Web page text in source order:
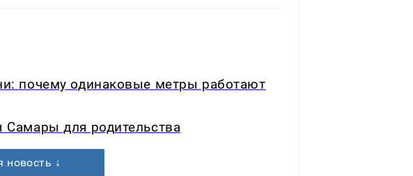
почему одинаковые метры работают
для родительства
↓